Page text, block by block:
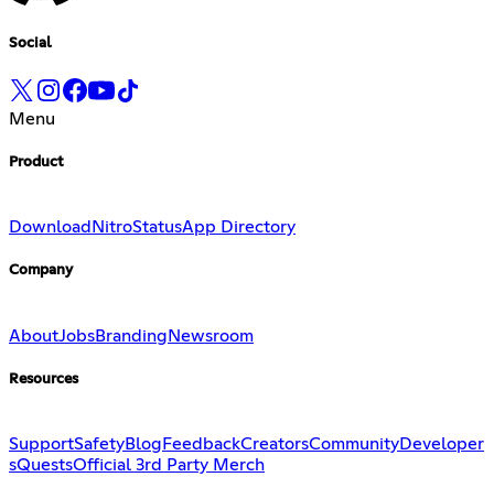
Social
Menu
Product
Download NitroStatusApp Directory
Company
AboutJobsBranding Newsroom
Resources
SupportSafetyBlog FeedbackCreatorsCommunityDeveloper
sQuestsOfficial 3rd Party Merch